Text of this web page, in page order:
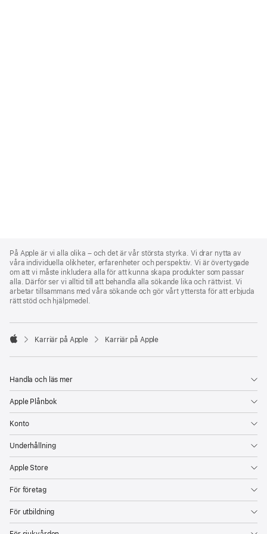
Footer
På Apple är vi alla olika – och det är vår största styrka. Vi drar nytta av
våra individuella olikheter, erfarenheter och perspektiv. Vi är övertygade
om att vi måste inkludera alla för att kunna skapa produkter som passar
alla. Därför ser vi alltid till att behandla alla sökande lika och rättvist. Vi
arbetar tillsammans med våra sökande och gör vårt yttersta för att erbjuda
rätt stöd och hjälpmedel.

Karriär på Apple Karriär på Apple
Handla och läs mer
Apple Plånbok
Konto
Underhållning
Apple Store
För företag
För utbildning